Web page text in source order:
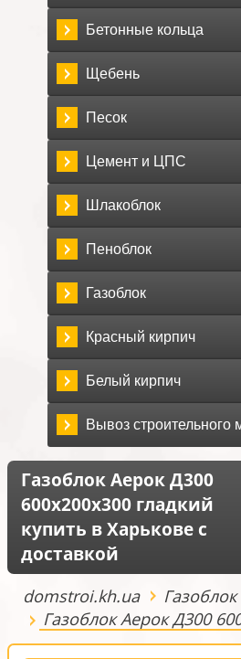
Бетонные кольца
Щебень
Песок
Цемент и ЦПС
Шлакоблок
Пеноблок
Газоблок
Красный кирпич
Белый кирпич
Вывоз строительного
Газоблок Аерок Д300
600х200х300 гладкий
купить в Харькове с
доставкой
domstroi.kh.ua Газоблок
Газоблок Аерок Д300